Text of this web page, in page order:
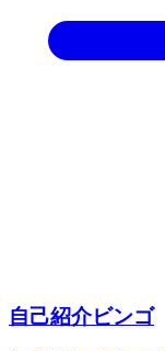
自己紹介ビンゴ